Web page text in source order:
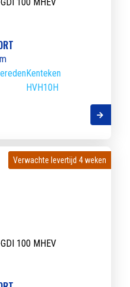
Kenteken
HVH10H
Verwachte levertijd 4 weken
Verwachte levertijd 4 weken